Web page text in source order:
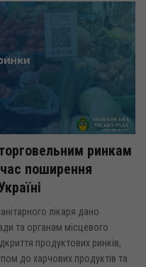
ринкам
поширення
лікаря дано
та органам місцевого
продуктових ринків,
до харчових продуктів та